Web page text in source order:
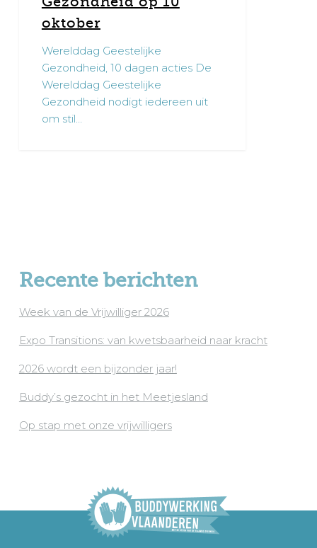
oktober
Werelddag Geestelijke
Gezondheid, 10 dagen acties De
Werelddag Geestelijke
Gezondheid nodigt iedereen uit
om stil…
Recente berichten
Week van de Vrijwilliger 2026
Expo Transitions: van kwetsbaarheid naar kracht
2026 wordt een bijzonder jaar!
Buddy’s gezocht in het Meetjesland
Op stap met onze vrijwilligers